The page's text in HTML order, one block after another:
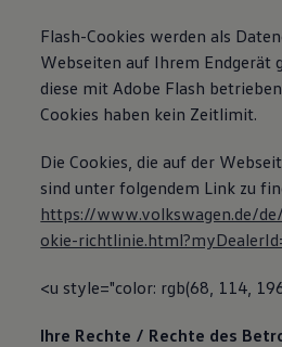
Flash-Cookies werden als
Webseiten auf Ihrem Endgerät
diese mit Adobe Flash
Cookies haben kein Zeitlimit.
Die Cookies, die auf der
sind unter folgendem Link zu
https://www.volkswagen.de/
okie-
<u style="color: rgb(68, 114,
Ihre Rechte / Rechte des